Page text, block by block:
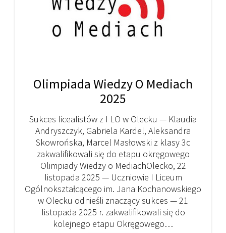
Olimpiada Wiedzy O Mediach
2025
Sukces licealistów z I LO w Olecku — Klaudia
Andryszczyk, Gabriela Kardel, Aleksandra
Skowrońska, Marcel Masłowski z klasy 3c
zakwalifikowali się do etapu okręgowego
Olimpiady Wiedzy o MediachOlecko, 22
listopada 2025 — Uczniowie I Liceum
Ogólnokształcącego im. Jana Kochanowskiego
w Olecku odnieśli znaczący sukces — 21
listopada 2025 r. zakwalifikowali się do
kolejnego etapu Okręgowego…